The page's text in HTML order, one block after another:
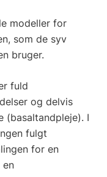
modeller for
som de syv
bruger.
fuld
og delvis
I
fulgt
for en
en